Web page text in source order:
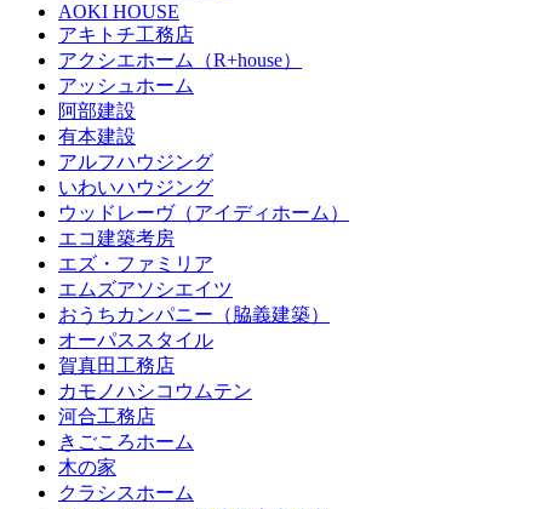
AOKI HOUSE
アキトチ工務店
アクシエホーム（R+house）
アッシュホーム
阿部建設
有本建設
アルフハウジング
いわいハウジング
ウッドレーヴ（アイディホーム）
エコ建築考房
エズ・ファミリア
エムズアソシエイツ
おうちカンパニー（脇義建築）
オーパススタイル
賀真田工務店
カモノハシコウムテン
河合工務店
きごころホーム
木の家
クラシスホーム